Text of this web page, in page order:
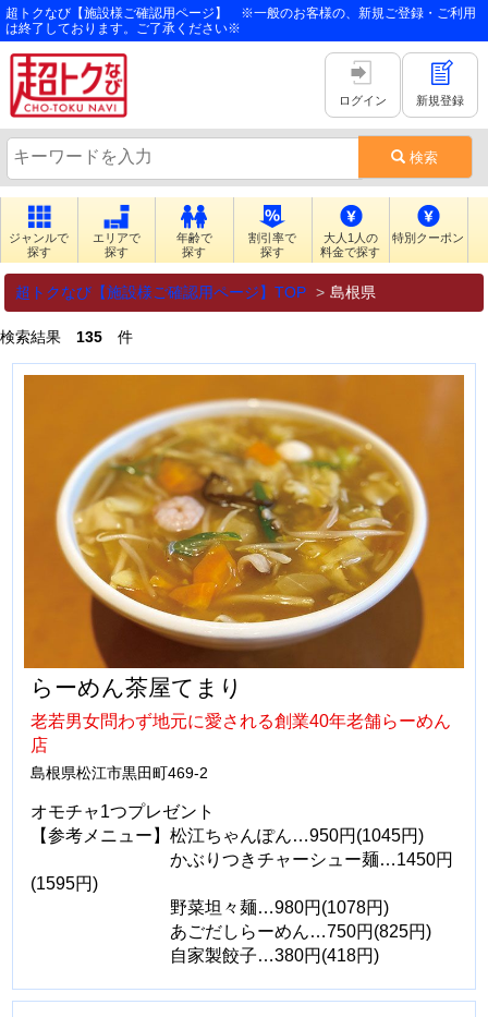
超トクなび【施設様ご確認用ページ】 ※一般のお客様の、新規ご登録・ご利用
は終了しております。ご了承ください※
検索
ログイン 新規登録
ジャンルで
探す
エリアで
探す
年齢で
探す
割引率で
探す
大人1人の
料金で探す
特別クーポン
超トクなび【施設様ご確認用ページ】TOP 島根県
検索結果 135 件
らーめん茶屋てまり
老若男女問わず地元に愛される創業40年老舗らーめん
店
島根県松江市黒田町469-2
オモチャ1つプレゼント
【参考メニュー】松江ちゃんぽん…950円(1045円)
かぶりつきチャーシュー麺…1450円
(1595円)
野菜坦々麺…980円(1078円)
あごだしらーめん…750円(825円)
自家製餃子…380円(418円)